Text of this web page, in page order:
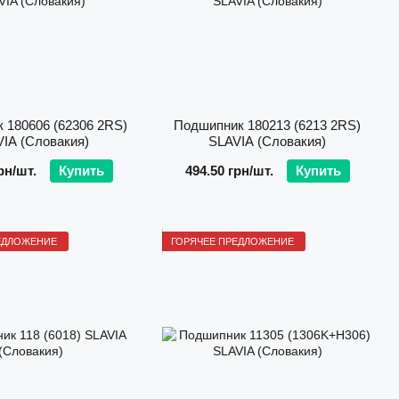
долговечности и выгодной стоимости. Среди
среди аграриев и промышленников:
(62306 2RS)
(Словакия)
шт.
Купить
Подшипник 180213 (6213 2RS)
SLAVIA (Словакия)
494.50 грн/шт.
Купить
ГОРЯЧЕЕ ПРЕДЛОЖЕНИЕ